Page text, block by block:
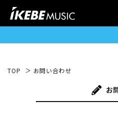
TOP お問い合わせ
お